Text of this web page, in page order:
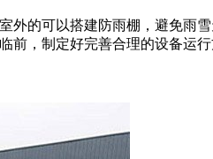
外的可以搭建防雨棚，避免雨
，制定好完善合理的设备运